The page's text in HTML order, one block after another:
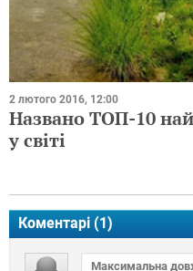
2 лютого 2016, 12:00
Названо ТОП-10
у світі
Коментарі (1)